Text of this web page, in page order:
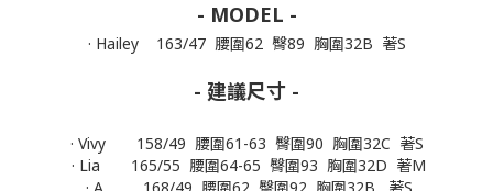
- MODEL -
· Hailey 163/47 腰圍62 臀89 胸圍32B 著S
- 建議尺寸 -
· Vivy 158/49 腰圍61-63 臀圍90 胸圍32C 著S
· Lia 165/55 腰圍64-65 臀圍93 胸圍32D 著M